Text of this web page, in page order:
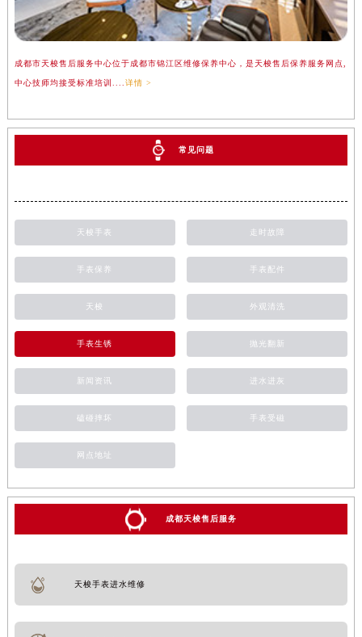
成都市天梭售后服务中心位于成都市锦江区维修保养中心，是天梭售后保养服务网点,
中心技师均接受标准培训.... 详情 >
常见问题
天梭手表 走时故障
手表保养 手表配件
天梭 外观清洗
手表生锈 抛光翻新
新闻资讯 进水进灰
磕碰摔坏 手表受磁
网点地址
成都天梭售后服务
天梭手表进水维修